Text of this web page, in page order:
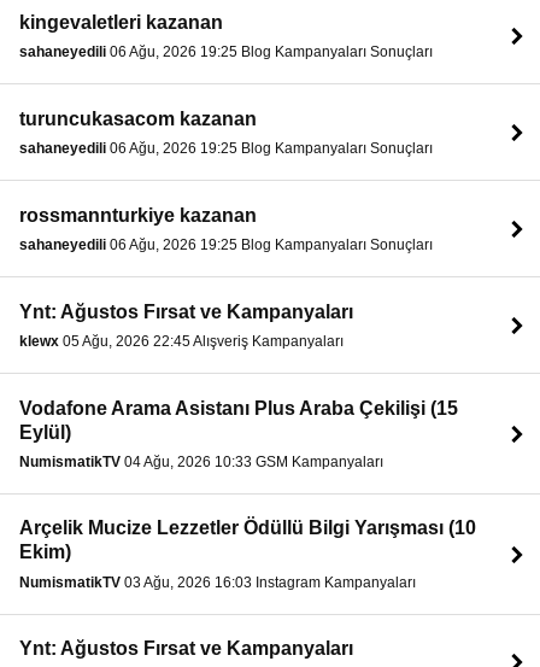
kingevaletleri kazanan
sahaneyedili 06 Ağu, 2026 19:25 Blog Kampanyaları Sonuçları
turuncukasacom kazanan
sahaneyedili 06 Ağu, 2026 19:25 Blog Kampanyaları Sonuçları
rossmannturkiye kazanan
sahaneyedili 06 Ağu, 2026 19:25 Blog Kampanyaları Sonuçları
Ynt: Ağustos Fırsat ve Kampanyaları
klewx 05 Ağu, 2026 22:45 Alışveriş Kampanyaları
Vodafone Arama Asistanı Plus Araba Çekilişi (15
Eylül)
NumismatikTV 04 Ağu, 2026 10:33 GSM Kampanyaları
Arçelik Mucize Lezzetler Ödüllü Bilgi Yarışması (10
Ekim)
NumismatikTV 03 Ağu, 2026 16:03 Instagram Kampanyaları
Ynt: Ağustos Fırsat ve Kampanyaları